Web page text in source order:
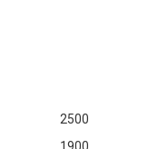
2500